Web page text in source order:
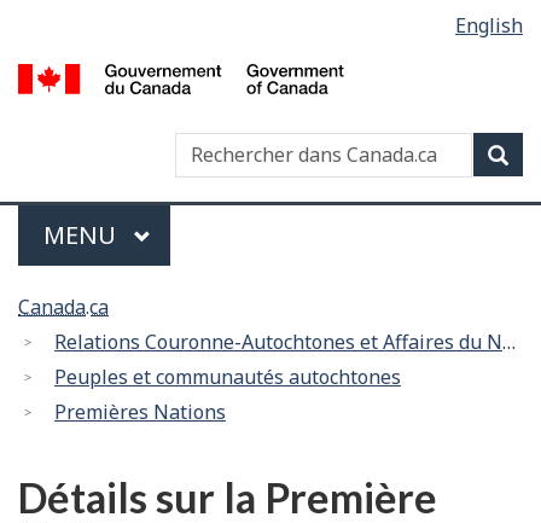
main
la
HTML
simplifiée
de
la
English
dans
Menu
PRINCIPAL
MENU
are
here:
Canada.ca
Relations Couronne-Autochtones et Affaires du Nord Canada
Peuples et communautés autochtones
Premières Nations
Détails sur la Première